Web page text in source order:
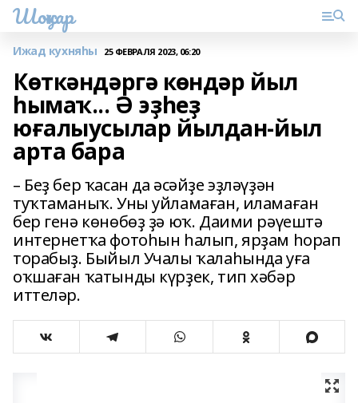
Шоңҡар
Ижад кухняһы 25 ФЕВРАЛЯ 2023, 06:20
Көткәндәргә көндәр йыл
һымаҡ... Ә эҙһеҙ
юғалыусылар йылдан-йыл
арта бара
– Беҙ бер ҡасан да әсәйҙе эҙләүҙән
туҡтаманыҡ. Уны уйламаған, иламаған
бер генә көнөбөҙ ҙә юҡ. Даими рәүештә
интернетҡа фотоһын һалып, ярҙам һорап
торабыҙ. Быйыл Учалы ҡалаһында уға
оҡшаған ҡатынды күрҙек, тип хәбәр
иттеләр.